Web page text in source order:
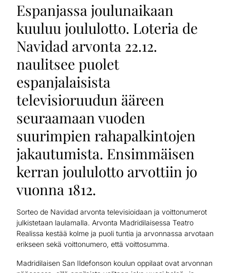
Espanjassa joulunaikaan
kuuluu joululotto. Loteria de
Navidad arvonta 22.12.
naulitsee puolet
espanjalaisista
televisioruudun ääreen
seuraamaan vuoden
suurimpien rahapalkintojen
jakautumista. Ensimmäisen
kerran joululotto arvottiin jo
vuonna 1812.
Sorteo de Navidad arvonta televisioidaan ja voittonumerot
julkistetaan laulamalla. Arvonta Madridilaisessa Teatro
Realissa kestää kolme ja puoli tuntia ja arvonnassa arvotaan
erikseen sekä voittonumero, että voittosumma.
Madridilaisen San Ildefonson koulun oppilaat ovat arvonnan